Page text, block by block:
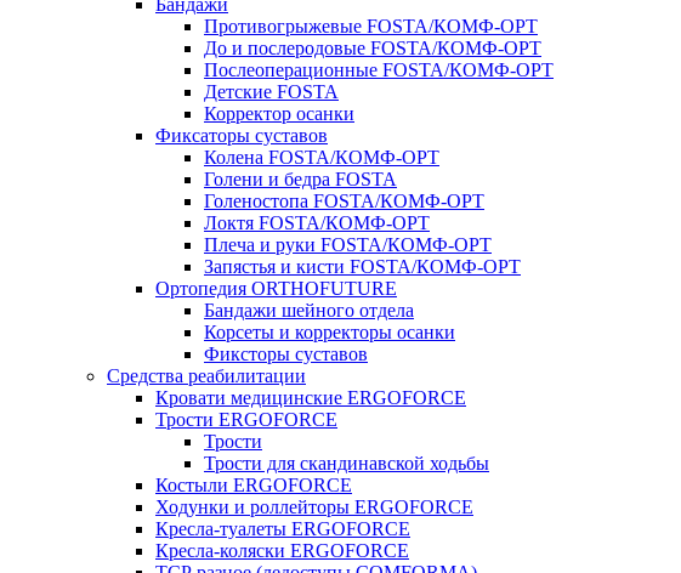
Бандажи
Противогрыжевые FOSTA/КОМФ-ОРТ
До и послеродовые FOSTA/КОМФ-ОРТ
Послеоперационные FOSTA/КОМФ-ОРТ
Детские FOSTA
Корректор осанки
Фиксаторы суставов
Колена FOSTA/КОМФ-ОРТ
Голени и бедра FOSTA
Голеностопа FOSTA/КОМФ-ОРТ
Локтя FOSTA/КОМФ-ОРТ
Плеча и руки FOSTA/КОМФ-ОРТ
Запястья и кисти FOSTA/КОМФ-ОРТ
Ортопедия ORTHOFUTURE
Бандажи шейного отдела
Корсеты и корректоры осанки
Фиксторы суставов
Средства реабилитации
Кровати медицинские ERGOFORCE
Трости ERGOFORCE
Трости
Трости для скандинавской ходьбы
Костыли ERGOFORCE
Ходунки и роллейторы ERGOFORCE
Кресла-туалеты ERGOFORCE
Кресла-коляски ERGOFORCE